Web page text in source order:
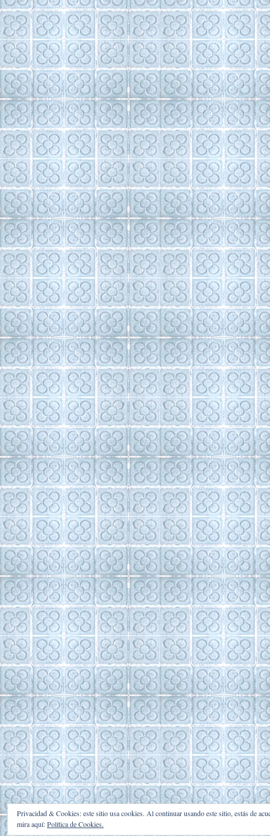
Privacidad & Cookies: este sitio usa cookies. Al continuar usando este sitio, estás de
mira aquí:Política de Cookies.